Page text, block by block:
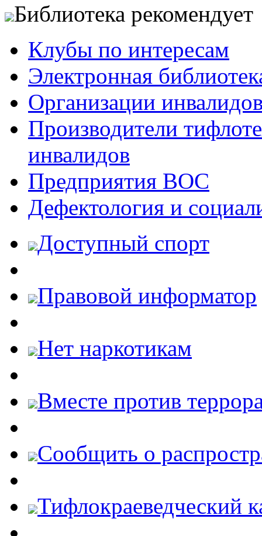
Библиотека рекомендует
Клубы по интересам
Электронная
Организации
Производители
инвалидов
Предприятия ВОС
Дефектология и
Доступный спорт
Правовой информатор
Нет наркотикам
Вместе против
Cообщить о
Тифлокраеведческий